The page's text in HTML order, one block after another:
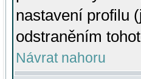
nastavení profilu
odstraněním
Návrat nahoru